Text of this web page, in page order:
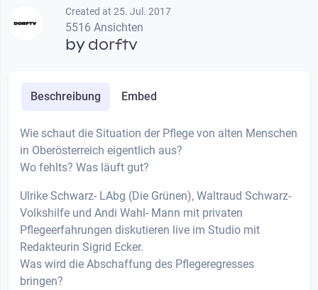
Created at 25. Jul. 2017
5516 Ansichten
bydorftv
Beschreibung Embed
Wie schaut die Situation der Pflege von alten Menschen
in Oberösterreich eigentlich aus?
Wo fehlts? Was läuft gut?
Ulrike Schwarz- LAbg (Die Grünen), Waltraud Schwarz-
Volkshilfe und Andi Wahl- Mann mit privaten
Pflegeerfahrungen diskutieren live im Studio mit
Redakteurin Sigrid Ecker.
Was wird die Abschaffung des Pflegeregresses
bringen?